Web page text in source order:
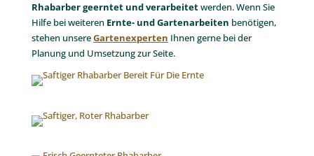
Rhabarber geerntet und verarbeitetwerden. Wenn Sie
Hilfe bei weiteren Ernte- und Gartenarbeiten benötigen,
stehen unsereGartenexperten Ihnen gerne bei der
Planung und Umsetzung zur Seite.